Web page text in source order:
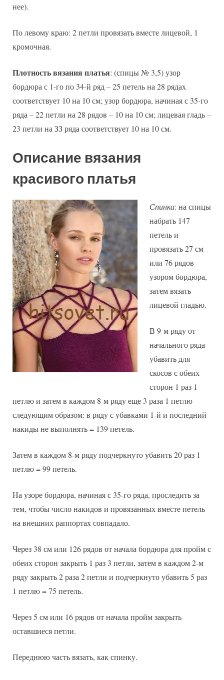
нее).
По левому краю: 2 петли провязать вместе лицевой, 1
кромочная.
Плотность вязания платья: (спицы № 3,5) узор
бордюра с 1-го по 34-й ряд – 25 петель на 28 рядах
соответствует 10 на 10 см; узор бордюра, начиная с 35-го
ряда – 22 петли на 28 рядов – 10 на 10 см; лицевая гладь –
23 петли на ЗЗ ряда соответствует 10 на 10 см.
Описание вязания
красивого платья
Спинка: на спицы
набрать 147
петель и
провязать 27 см
или 76 рядов
узором бордюра,
затем вязать
лицевой гладью.
В 9-м ряду от
начального ряда
убавить для
скосов с обеих
сторон 1 раз 1
петлю и затем в каждом 8-м ряду еще 3 раза 1 петлю
следующим образом: в ряду с убавками 1-й и последний
накиды не выполнять = 139 петель.
Затем в каждом 8-м ряду подчеркнуто убавить 20 раз 1
петлю = 99 петель.
На узоре бордюра, начиная с 35-го ряда, проследить за
тем, чтобы число накидов и провязанных вместе петель
на внешних раппортах совпадало.
Через 38 см или 126 рядов от начала бордюра для пройм с
обеих сторон закрыть 1 раз 3 петли, затем в каждом 2-м
ряду закрыть 2 раза 2 петли и подчеркнуто убавить 5 раз
1 петлю = 75 петель.
Через 5 см или 16 рядов от начала пройм закрыть
оставшиеся петли.
Переднюю часть вязать, как спинку.